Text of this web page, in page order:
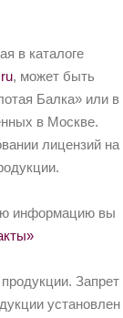
в каталоге
, может быть
Балка» или в
в Москве.
лицензий на
информацию вы
Запрет
установлен